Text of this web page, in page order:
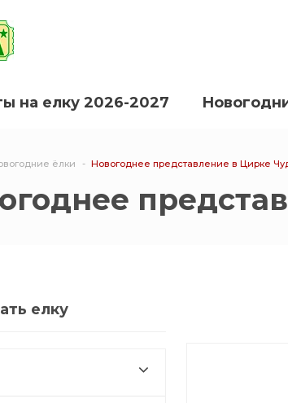
на елку 2026-2027
ёлки Новогоднее представление в Цирке
елку